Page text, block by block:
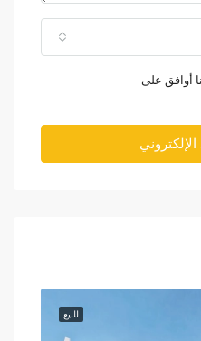
أوافق على
للبيع